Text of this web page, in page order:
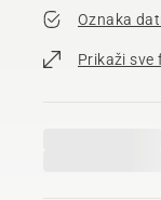
Oznaka
Prikaži sve